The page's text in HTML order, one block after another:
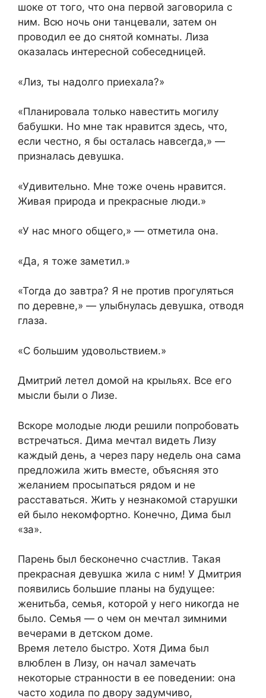
шоке от того, что она первой заговорила с
ним. Всю ночь они танцевали, затем он
проводил ее до снятой комнаты. Лиза
оказалась интересной собеседницей.
«Лиз, ты надолго приехала?»
«Планировала только навестить могилу
бабушки. Но мне так нравится здесь, что,
если честно, я бы осталась навсегда,» —
призналась девушка.
«Удивительно. Мне тоже очень нравится.
Живая природа и прекрасные люди.»
«У нас много общего,» — отметила она.
«Да, я тоже заметил.»
«Тогда до завтра? Я не против прогуляться
по деревне,» — улыбнулась девушка, отводя
глаза.
«С большим удовольствием.»
Дмитрий летел домой на крыльях. Все его
мысли были о Лизе.
Вскоре молодые люди решили попробовать
встречаться. Дима мечтал видеть Лизу
каждый день, а через пару недель она сама
предложила жить вместе, объясняя это
желанием просыпаться рядом и не
расставаться. Жить у незнакомой старушки
ей было некомфортно. Конечно, Дима был
«за».
Парень был бесконечно счастлив. Такая
прекрасная девушка жила с ним! У Дмитрия
появились большие планы на будущее:
женитьба, семья, которой у него никогда не
было. Семья — о чем он мечтал зимними
вечерами в детском доме.
Время летело быстро. Хотя Дима был
влюблен в Лизу, он начал замечать
некоторые странности в ее поведении: она
часто ходила по двору задумчиво,